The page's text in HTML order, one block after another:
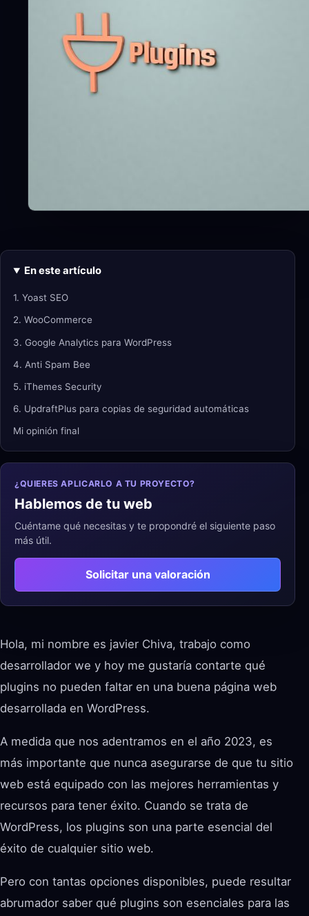
Hola, mi nombre es javier Chiva, trabajo como
desarrollador we y hoy me gustaría contarte qué
plugins no pueden faltar en una buena página web
desarrollada en WordPress.
A medida que nos adentramos en el año 2023, es
más importante que nunca asegurarse de que tu sitio
web está equipado con las mejores herramientas y
recursos para tener éxito. Cuando se trata de
WordPress, los plugins son una parte esencial del
éxito de cualquier sitio web.
Pero con tantas opciones disponibles, puede resultar
abrumador saber qué plugins son esenciales para las
En este artículo
1. Yoast SEO
2. WooCommerce
3. Google Analytics para WordPress
4. Anti Spam Bee
5. iThemes Security
6. UpdraftPlus para copias de seguridad automáticas
Mi opinión final
¿QUIERES APLICARLO A TU PROYECTO?
Hablemos de tu web
Cuéntame qué necesitas y te propondré el siguiente paso
más útil.
Solicitar una valoración